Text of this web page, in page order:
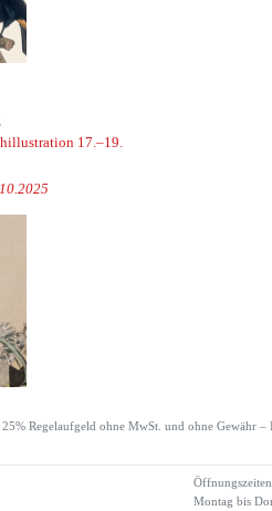
17.–19.
Regelaufgeld ohne MwSt. und ohne Gewähr –
Montag bis